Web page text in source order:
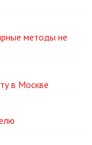
методы не
в Москве